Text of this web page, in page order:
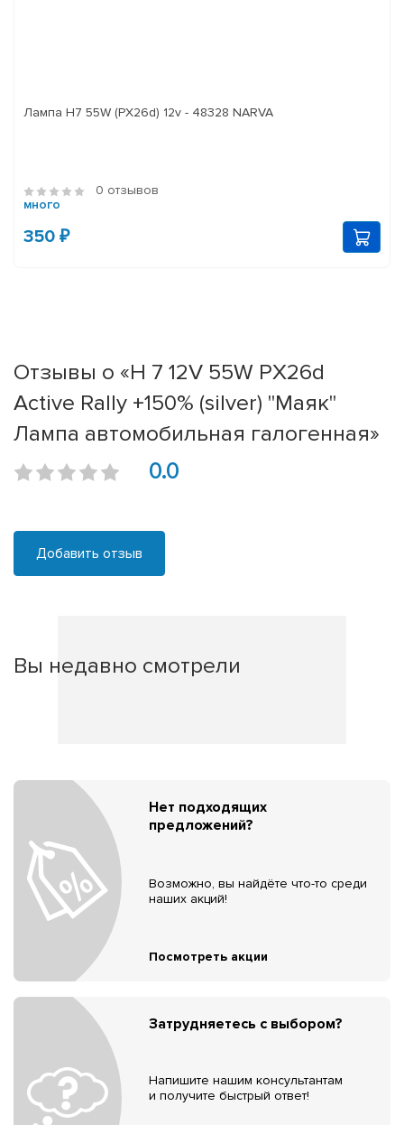
Лампа H7 55W (PX26d) 12v - 48328 NARVA
0 отзывов
много
350 ₽
Отзывы о «Н 7 12V 55W PX26d
Active Rally +150% (silver) "Маяк"
Лампа автомобильная галогенная»
0.0
Добавить отзыв
Вы недавно смотрели
Нет подходящих
предложений?
Возможно, вы найдёте что-то среди
наших акций!
Посмотреть акции
Затрудняетесь с выбором?
Напишите нашим консультантам
и получите быстрый ответ!